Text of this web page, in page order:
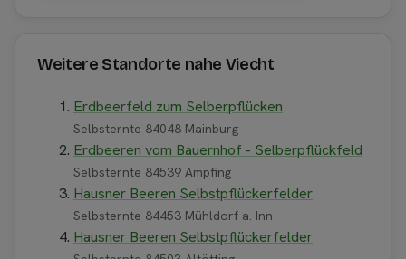
Weitere Standorte nahe Viecht
Erdbeerfeld zum Selberpflücken
Selbsternte 84048 Mainburg
Erdbeeren vom Bauernhof - Selberpflückfeld
Selbsternte 84539 Ampfing
Hausner Beeren Selbstpflückerfelder
Selbsternte 84453 Mühldorf a. Inn
Hausner Beeren Selbstpflückerfelder